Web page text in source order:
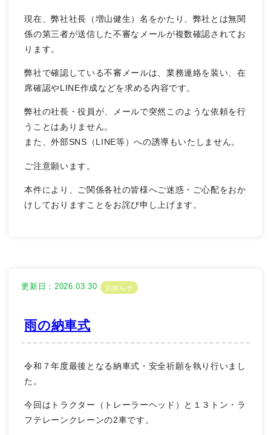
現在、弊社社長（増山健生）名をかたり、弊社とは無関
係の第三者が送信した不審なメールが複数確認されてお
ります。
弊社で確認している不審メールは、業務連絡を装い、在
席確認やLINE作成などを求める内容です。
弊社の社長・役員が、メールで突然このような依頼を行
うことはありません。
また、外部SNS（LINE等）への誘導もいたしません。
ご注意願います。
本件により、ご関係各社の皆様へご迷惑・ご心配をおか
けしておりますことをお詫び申し上げます。
更新日：2026.03.30 お知らせ
雨の納車式
令和７年度最後となる納車式・安全祈願を執り行いまし
た。
今回はトラクター（トレーラーヘッド）と１３トン・ラ
フテレーンクレーンの2車です。